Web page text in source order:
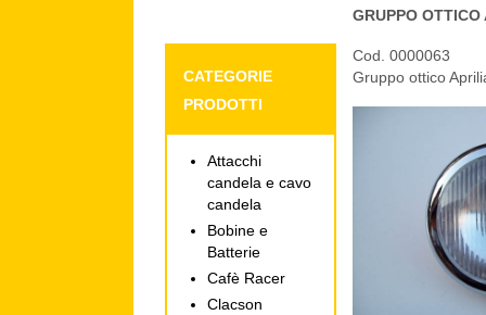
GRUPPO
Cod. 0000063
Gruppo ottico
CATEGORIE
PRODOTTI
Attacchi
candela e cavo
candela
Bobine e
Batterie
Cafè Racer
Clacson